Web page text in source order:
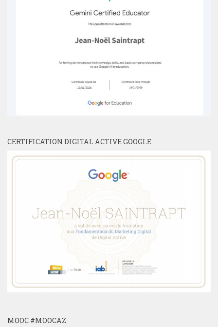
CERTIFICATION DIGITAL ACTIVE GOOGLE
MOOC #MOOCAZ